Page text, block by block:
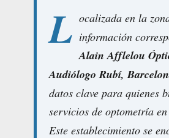
L ocalizada en la
información
Alain Afflelou
Audiólogo Rubí,
datos clave para quienes
servicios de optometría
Este establecimiento se